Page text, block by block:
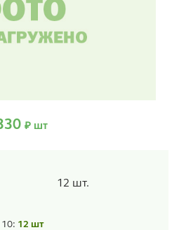
₽ шт
12 шт.
12 шт